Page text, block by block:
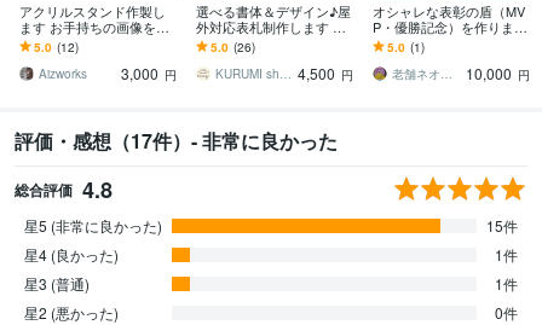
アクリルスタンド作製し
ます お手持ちの画像をト
リミング加工してアクリ
ルにUV印刷します
5.0 (12)
Aizworks
3,000 円
選べる書体＆デザイン♪屋
外対応表札制作します 軽
量♪門柱に＊サイズ変更可
◎暮らしにそっと寄り添
う表札。
5.0 (26)
KURUMI shop 4,500 円
オシャレな表彰の盾（MV
P・優勝記念）を作ります
社内表彰、ゴルフコン
ペ、スポーツ優勝、イベ
ント記念、退職祝い
5.0 (1)
老舗ネオンサイン Daifuku
10,000 円
評価・感想（17件）- 非常に良かった
総合評価 4.8
星5 (非常に良かった)
15件
星4 (良かった)
1件
星3 (普通)
1件
星2 (悪かった)
0件